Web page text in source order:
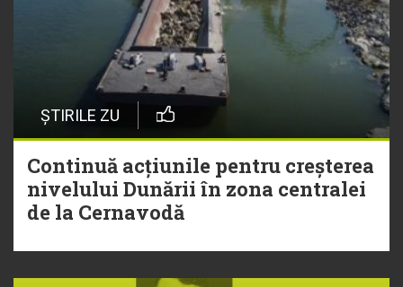
ȘTIRILE ZU
Continuă acțiunile pentru creșterea
nivelului Dunării în zona centralei
de la Cernavodă